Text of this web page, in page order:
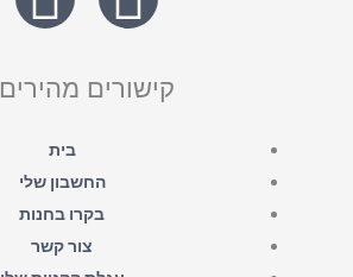
a
c
e
b
h
a
t
s
קישורים מהירים
בית
החשבון שלי
בקרו בחנות
צור קשר